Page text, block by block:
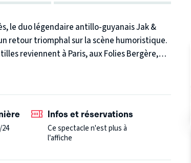
le duo légendaire antillo-guyanais Jak &
retour triomphal sur la scène humoristique.
reviennent à Paris, aux Folies Bergère,
et Tibrino, ou encore Les Infirmières. Ce
de nouveaux sketches et en
années d'absence, Jak & Pat' ont travaillé
24
Infos et réservations
Ce spectacle n'est plus à
l’affiche